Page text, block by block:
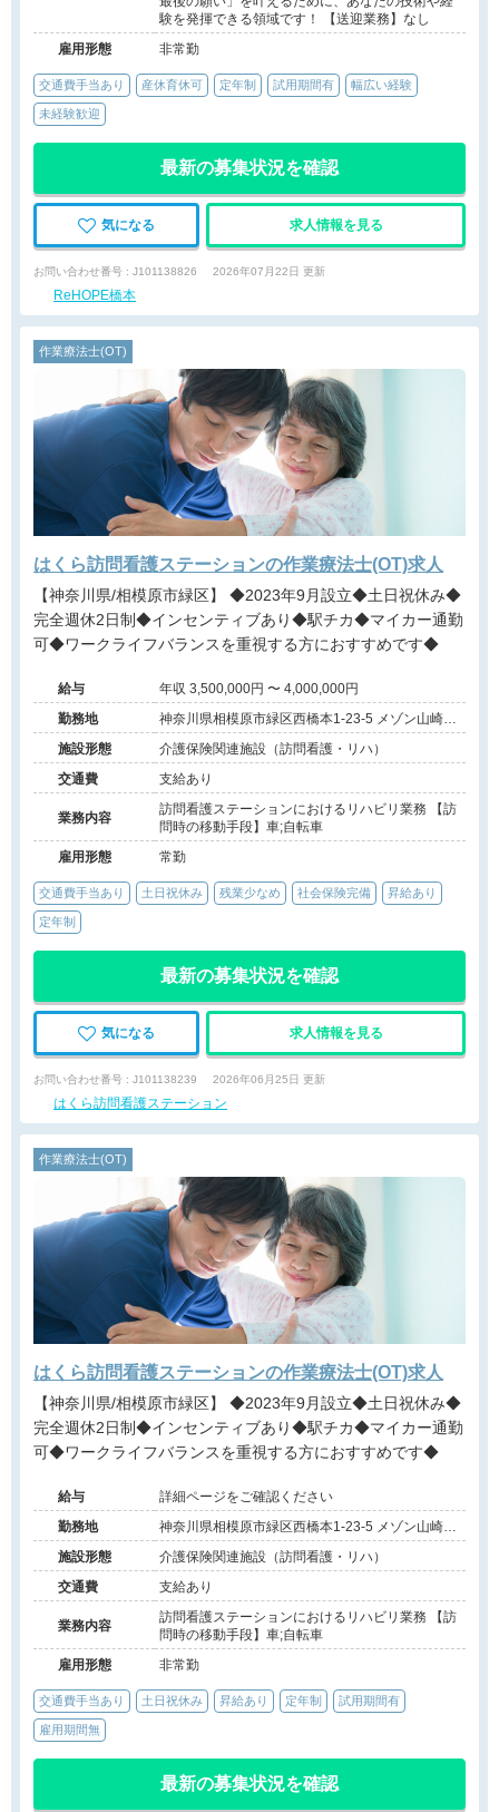
験を発揮できる領域です！ 【送迎業務】なし
雇用形態
非常勤
交通費手当あり 産休育休可 定年制 試用期間有 幅広い経験
未経験歓迎
最新の募集状況を確認
気になる 求人情報を見る
お問い合わせ番号 : J101138826 2026年07月22日 更新
ReHOPE橋本
作業療法士(OT)
はくら訪問看護ステーションの作業療法士(OT)求人
【神奈川県/相模原市緑区】 ◆2023年9月設立◆土日祝休み◆
完全週休2日制◆インセンティブあり◆駅チカ◆マイカー通勤
可◆ワークライフバランスを重視する方におすすめです◆
給与
年収 3,500,000円 〜 4,000,000円
勤務地
神奈川県相模原市緑区西橋本1-23-5 メゾン山崎壱
番館1F
施設形態
介護保険関連施設（訪問看護・リハ）
交通費
支給あり
業務内容
訪問看護ステーションにおけるリハビリ業務 【訪
問時の移動手段】車;自転車
雇用形態
常勤
交通費手当あり 土日祝休み 残業少なめ 社会保険完備 昇給あり
定年制
最新の募集状況を確認
気になる 求人情報を見る
お問い合わせ番号 : J101138239 2026年06月25日 更新
はくら訪問看護ステーション
作業療法士(OT)
はくら訪問看護ステーションの作業療法士(OT)求人
【神奈川県/相模原市緑区】 ◆2023年9月設立◆土日祝休み◆
完全週休2日制◆インセンティブあり◆駅チカ◆マイカー通勤
可◆ワークライフバランスを重視する方におすすめです◆
給与
詳細ページをご確認ください
勤務地
神奈川県相模原市緑区西橋本1-23-5 メゾン山崎壱
番館1F
施設形態
介護保険関連施設（訪問看護・リハ）
交通費
支給あり
業務内容
訪問看護ステーションにおけるリハビリ業務 【訪
問時の移動手段】車;自転車
雇用形態
非常勤
交通費手当あり 土日祝休み 昇給あり 定年制 試用期間有
雇用期間無
最新の募集状況を確認